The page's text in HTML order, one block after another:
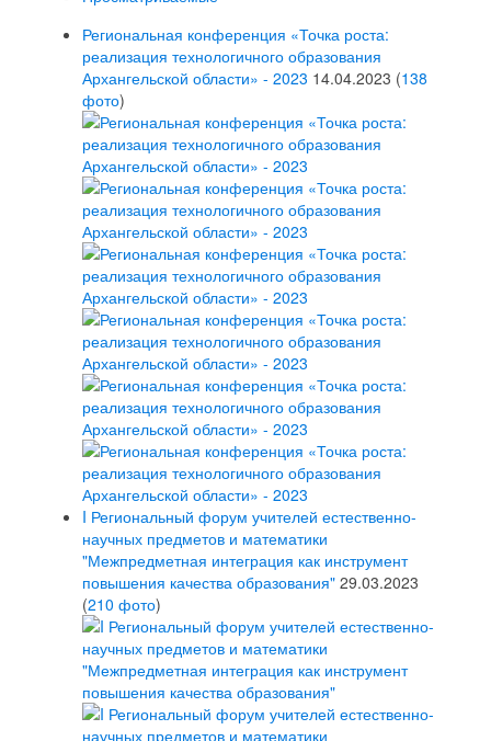
Региональная конференция «Точка роста:
реализация технологичного образования
Архангельской области» - 2023 14.04.2023 (138
фото)
I Региональный форум учителей естественно-
научных предметов и математики
"Межпредметная интеграция как инструмент
повышения качества образования" 29.03.2023
(210 фото)